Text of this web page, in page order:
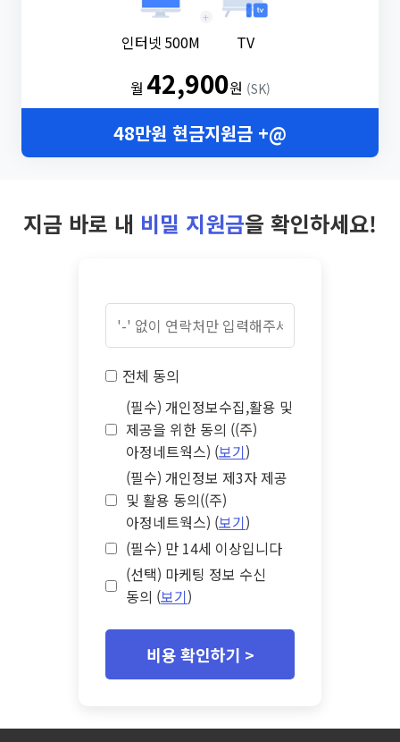
인터넷 500M
+
TV
월 42,900원 (SK)
48만원 현금지원금 +@
지금 바로 내 비밀 지원금을 확인하세요!
전체 동의
(필수) 개인정보수집,활용 및
제공을 위한 동의 ((주)
아정네트웍스) (보기)
(필수) 개인정보 제3자 제공
및 활용 동의((주)
아정네트웍스) (보기)
(필수) 만 14세 이상입니다
(선택) 마케팅 정보 수신
동의 (보기)
비용 확인하기 >